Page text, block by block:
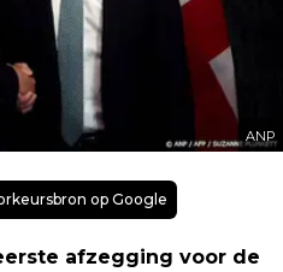
ANP
op Google
eerste afzegging voor de